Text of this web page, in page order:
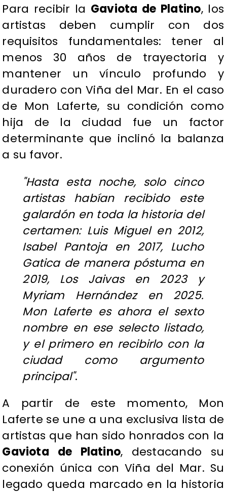
Para recibir la Gaviota de Platino, los
artistas deben cumplir con dos
requisitos fundamentales: tener al
menos 30 años de trayectoria y
mantener un vínculo profundo y
duradero con Viña del Mar. En el caso
de Mon Laferte, su condición como
hija de la ciudad fue un factor
determinante que inclinó la balanza
a su favor.
"Hasta esta noche, solo cinco
artistas habían recibido este
galardón en toda la historia del
certamen: Luis Miguel en 2012,
Isabel Pantoja en 2017, Lucho
Gatica de manera póstuma en
2019, Los Jaivas en 2023 y
Myriam Hernández en 2025.
Mon Laferte es ahora el sexto
nombre en ese selecto listado,
y el primero en recibirlo con la
ciudad como argumento
principal".
A partir de este momento, Mon
Laferte se une a una exclusiva lista de
artistas que han sido honrados con la
Gaviota de Platino, destacando su
conexión única con Viña del Mar. Su
legado queda marcado en la historia